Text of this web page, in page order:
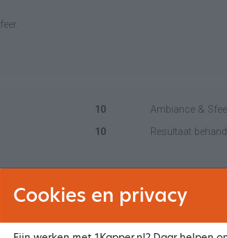
10 Ambiance &
10 Resultaat
Cookies en privacy